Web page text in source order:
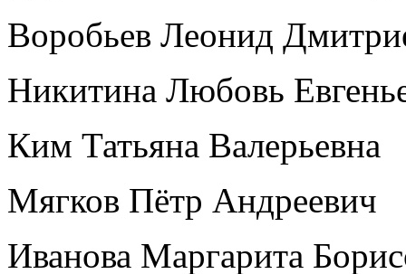
Воробьев Леонид
Никитина Любовь
Ким Татьяна Валерьевна
Мягков Пётр Андреевич
Иванова Маргарита